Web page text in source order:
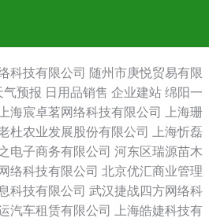
科技有限公司 随州市庚悦贸易有限
气预报 日用品销售 企业建站 绵阳一
上海宸卓茗网络科技有限公司
上海珊
老杜农业发展股份有限公司
上海忻磊
电子商务有限公司 河东区瑞源苗木
络科技有限公司 北京优汇商业管理
科技有限公司 武汉捷战四方网络科
汽车租赁有限公司
上海皓婕科技有